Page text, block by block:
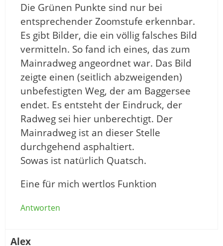
Die Grünen Punkte sind nur bei
entsprechender Zoomstufe erkennbar.
Es gibt Bilder, die ein völlig falsches Bild
vermitteln. So fand ich eines, das zum
Mainradweg angeordnet war. Das Bild
zeigte einen (seitlich abzweigenden)
unbefestigten Weg, der am Baggersee
endet. Es entsteht der Eindruck, der
Radweg sei hier unberechtigt. Der
Mainradweg ist an dieser Stelle
durchgehend asphaltiert.
Sowas ist natürlich Quatsch.
Eine für mich wertlos Funktion
Antworten
Alex